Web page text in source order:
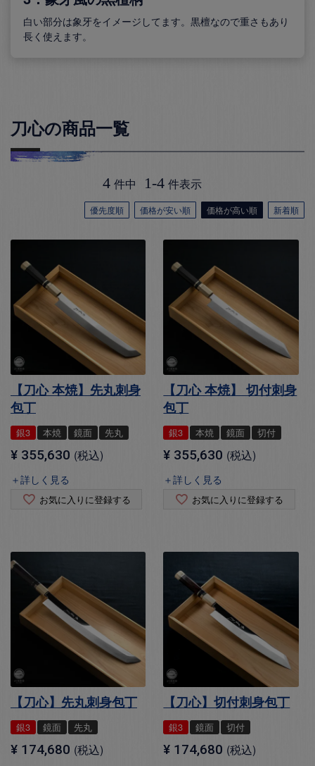
白い部分は象牙をイメージしてます。黒檀なので重さもあり
長く使えます。
刀心の商品一覧
優先度順 価格が安い順 価格が高い順 新着順
4 件中 1-4 件表示
【刀心 本焼】先丸刺身
包丁
銀3 本焼 鏡面 先丸
¥ 355,630 税込
＋詳しく見る
お気に入りに登録する
【刀心 本焼】 切付刺身
包丁
銀3 本焼 鏡面 切付
¥ 355,630 税込
＋詳しく見る
お気に入りに登録する
【刀心】先丸刺身包丁
銀3 鏡面 先丸
¥ 174,680 税込
【刀心】切付刺身包丁
銀3 鏡面 切付
¥ 174,680 税込